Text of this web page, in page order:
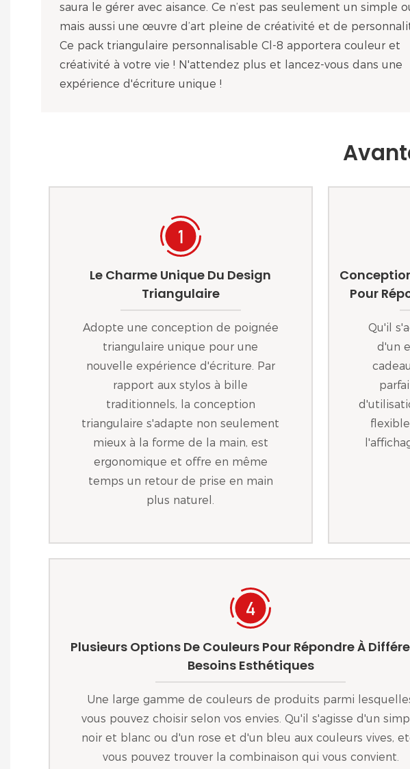
saura le gérer avec aisance. Ce n’est pas seulement un simple
mais aussi une œuvre d’art pleine de créativité et de
Ce pack triangulaire personnalisable Cl-8 apportera couleur et
créativité à votre vie ! N'attendez plus et lancez-vous dans une
expérience d'écriture unique !
Le Charme Unique Du Design
Triangulaire
Adopte une conception de poignée
triangulaire unique pour une
nouvelle expérience d'écriture. Par
rapport aux stylos à bille
traditionnels, la conception
triangulaire s'adapte non seulement
mieux à la forme de la main, est
ergonomique et offre en même
temps un retour de prise en main
plus naturel.
Pour
Qu'il
d'un
Plusieurs Options De Couleurs Pour Répondre À
Besoins Esthétiques
Une large gamme de couleurs de produits parmi
vous pouvez choisir selon vos envies. Qu'il s'agisse d'un
noir et blanc ou d'un rose et d'un bleu aux couleurs vives,
vous pouvez trouver la combinaison qui vous convient.